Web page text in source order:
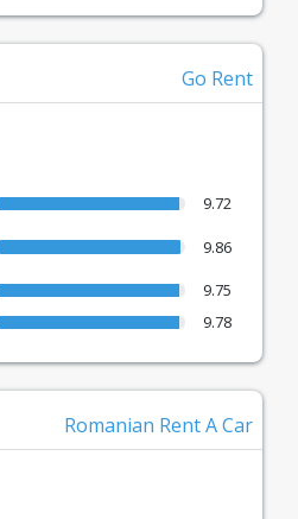
Go Rent
9.72
9.86
9.75
9.78
Romanian Rent A Car